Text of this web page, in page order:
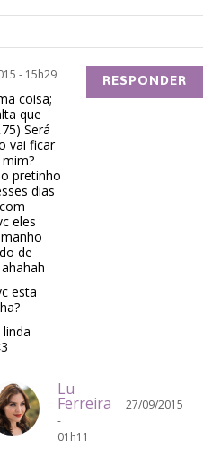
- 15h29
coisa;
que
Será
vai ficar
pretinho
dias
eles
de
esta
RESPONDER
Lu
Ferreira
27/09/2015
-
01h11